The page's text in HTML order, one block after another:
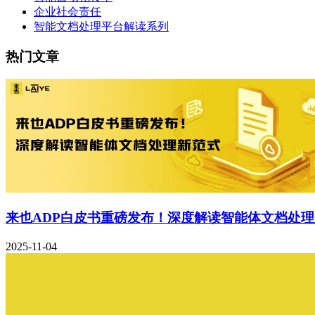
企业社会责任
智能文档处理平台解读系列
热门文章
来也ADP白皮书重磅发布！深度解读智能体文档处
2025-11-04